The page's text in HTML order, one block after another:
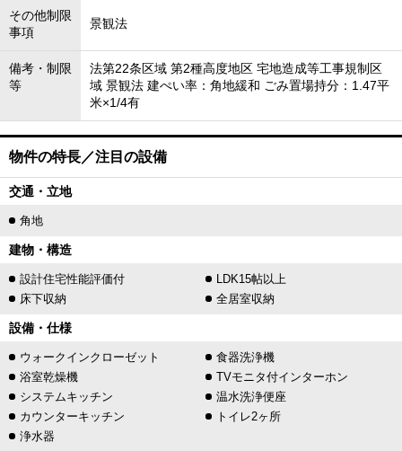
その他制限
事項
景観法
備考・制限
等
法第22条区域 第2種高度地区 宅地造成等工事規制区
域 景観法 建ぺい率：角地緩和 ごみ置場持分：1.47平
米×1/4有
物件の特長／注目の設備
交通・立地
角地
建物・構造
設計住宅性能評価付
LDK15帖以上
床下収納
全居室収納
設備・仕様
ウォークインクローゼット
食器洗浄機
浴室乾燥機
TVモニタ付インターホン
システムキッチン
温水洗浄便座
カウンターキッチン
トイレ2ヶ所
浄水器